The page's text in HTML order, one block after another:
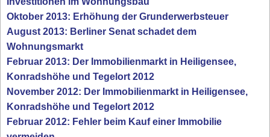
Oktober 2013: Erhöhung der Grunderwerbsteuer
August 2013: Berliner Senat schadet dem
Wohnungsmarkt
Februar 2013: Der Immobilienmarkt in Heiligensee,
Konradshöhe und Tegelort 2012
November 2012: Der Immobilienmarkt in Heiligensee,
Konradshöhe und Tegelort 2012
Februar 2012: Fehler beim Kauf einer Immobilie